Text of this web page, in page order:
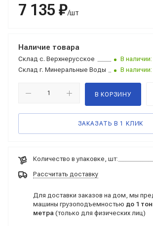
7 135 ₽/шт
Наличие товара
Склад с. Верхнерусское
В
Склад г. Минеральные Воды В
В КОРЗИНУ
ЗАКАЗАТЬ В 1 КЛИК
Количество в упаковке, шт:
Рассчитать доставку
Для доставки заказов на дом, мы
машины грузоподъемностью до 1
метра (только для физических лиц)